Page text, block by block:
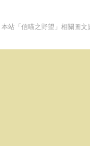
本站「信喵之野望」相關圖